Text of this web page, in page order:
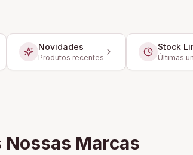
Novidades
Produtos recentes
Stock
Últimas
Nossas Marcas